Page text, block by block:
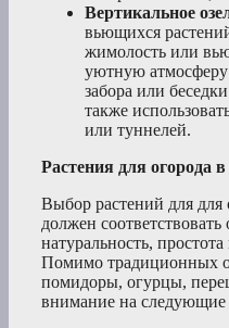
Вертикальное
вьющихся
жимолость или
уютную атмосферу
забора или
также
или туннелей.
Растения для огорода
Выбор растений для для
должен
натуральность,
Помимо традиционных
помидоры, огурцы,
внимание на следующие